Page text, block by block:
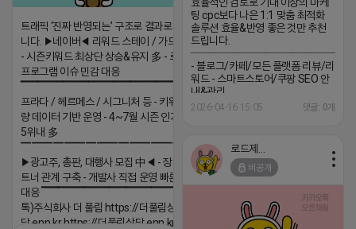
팅 cpc보다 나은 1:1 맞춤 최적화
솔루션 효율&반영 좋은 것만 추천
드립니다.
- 블로그/카페/모든 플랫폼 리뷰/리
워드 - 스마트스토어/쿠팡 SEO 안
내&관리
2026-04-16 15:05 댓글: 0개
트래픽 ‘진짜 반영되는’ 구조로 결과로 보여드립
니다. ▶네이버◀ 리워드 스테이 / 가드 / 자몽 등
- 시즌키워드 최상단 상승&유지 多 - 로직변화,
프로그램 이슈 민감 대응
▔▔▔▔▔▔▔▔▔▔▔▔▔▔▔▔▔▔ ▶쿠팡◀
프라다 / 헤르메스 / 시그니처 등 - 키워드 검색
량 데이터 기반 운영 - 4~7월 시즌 인기 키워드
5위내 多
▔▔▔▔▔▔▔▔▔▔▔▔▔▔▔▔▔▔
▶광고주, 총판, 대행사 모집 中◀ - 장기 협업 파
트너 관계 구축 - 개발사 직접 운영 빠른 피드백
대응 ▔▔▔▔▔▔▔▔▔▔▔▔▔▔▔▔▔▔ (카
톡)주식회사 더 풀림 https://더풀림상
담.enn.kr https://더풀림상담.enn.kr
비공개